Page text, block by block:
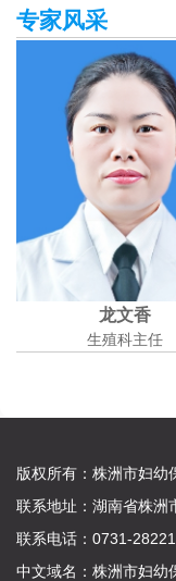
专家风采
龙文香
生殖科主任
版权所有：株洲市妇
联系地址：湖南省株洲
联系电话：0731-
中文域名： 株洲市妇幼